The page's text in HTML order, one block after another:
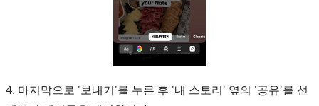
4. 마지막으로 '보내기'를 누른 후 '내 스토리' 옆의 '공유'를 선